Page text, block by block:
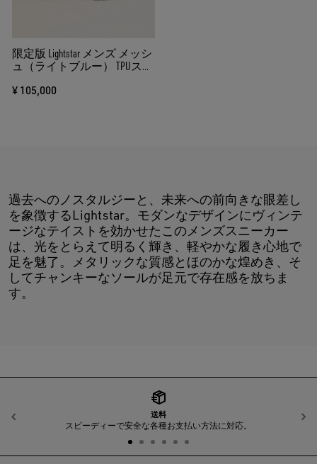
限定版 Lightstar メンズ メッシ
ュ（ライトブルー） TPUスタ
ースパネル（シルバー）
¥ 105,000
過去へのノスタルジーと、未来への前向きな眼差し
を象徴するLightstar。モダンなデザインにヴィンテ
ージなテイストを効かせたこのメンズスニーカー
は、光をとらえて明るく輝き、軽やかな履き心地で
足を魅了。メタリックな質感とほのかな煌めき、そ
してチャンキーなソールが足元で存在感を放ちま
す。
送料
スピーディーで安全な各種お支払い方法に対応。
前へ